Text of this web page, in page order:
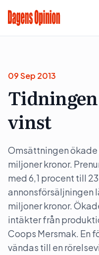
09 Sep 2013
vinst
Omsättningen
miljoner kronor.
med 6,1 procent till
annonsförsäljningen
miljoner kronor.
intäkter från
Coops Mersmak. En
vändas till en